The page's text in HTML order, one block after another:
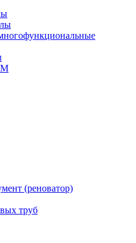
(реноватор)
труб